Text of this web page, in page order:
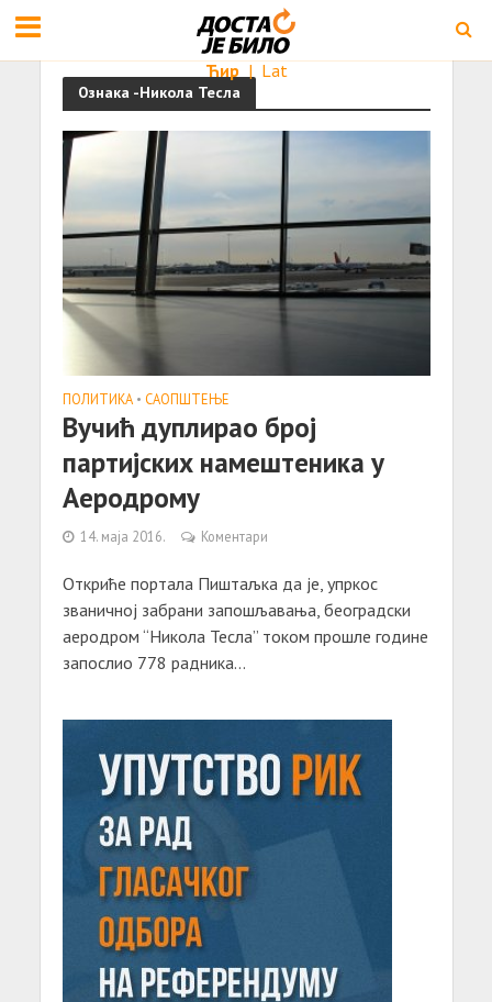
Ћир | Lat
Ознака -Никола Тесла
ПОЛИТИКА • САОПШТЕЊE
Вучић дуплирaо број
пaртијских нaмештеникa у
Аеродрому
14. маја 2016. Коментари
Откриће портaлa Пиштaљкa дa је, упркос
звaничној зaбрaни зaпошљaвaњa, беогрaдски
aеродром “Николa Теслa” током прошле године
зaпослио 778 рaдникa...